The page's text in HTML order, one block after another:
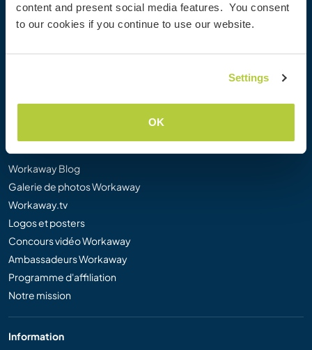
content and present social media features. You consent
to our cookies if you continue to use our website.
Settings
OK
Informations pour les hôtes
Informations pour les workawayers
Réductions et partenaires
Communauté
Workaway Blog
Galerie de photos Workaway
Workaway.tv
Logos et posters
Concours vidéo Workaway
Ambassadeurs Workaway
Programme d'affiliation
Notre mission
Information